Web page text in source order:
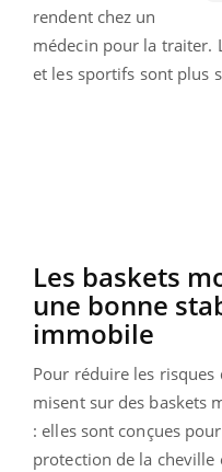
rendent chez un
médecin pour la traiter.
et les sportifs sont plus
Les baskets
une bonne
immobile
Pour réduire les
misent sur des baskets
: elles sont conçues
protection de la cheville